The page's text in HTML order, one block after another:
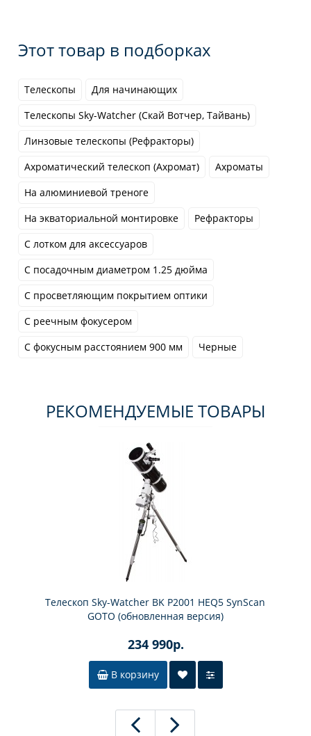
Этот товар в подборках
Телескопы
Для начинающих
Телескопы Sky-Watcher (Скай Вотчер, Тайвань)
Линзовые телескопы (Рефракторы)
Ахроматический телескоп (Ахромат)
Ахроматы
На алюминиевой треноге
На экваториальной монтировке
Рефракторы
С лотком для аксессуаров
С посадочным диаметром 1.25 дюйма
С просветляющим покрытием оптики
С реечным фокусером
С фокусным расстоянием 900 мм
Черные
РЕКОМЕНДУЕМЫЕ ТОВАРЫ
Телескоп Sky-Watcher BK P2001 HEQ5 SynScan
GOTO (обновленная версия)
234 990р.
В корзину